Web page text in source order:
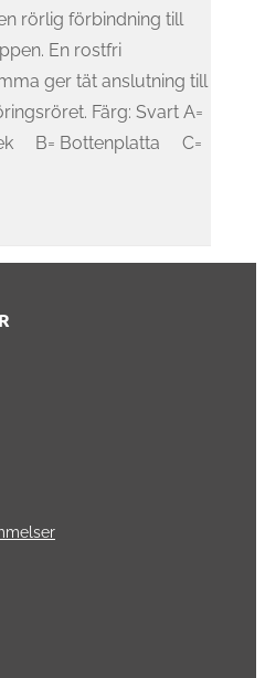
rörlig förbindning till
En rostfri
ger tät anslutning till
Färg: Svart A=
B= Bottenplatta C=